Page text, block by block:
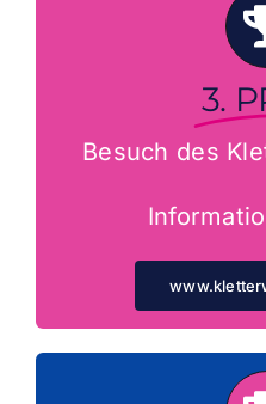
3.
Besuch des